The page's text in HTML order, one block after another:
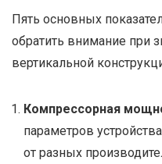
Пять основных
обратить внимание при
вертикальной
Компрессорная
параметров
от разных